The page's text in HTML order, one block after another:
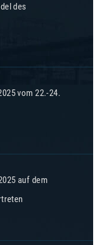
des
vom 22.-24.
auf dem